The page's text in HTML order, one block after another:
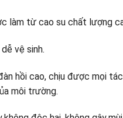
làm từ cao su chất lượng
vệ sinh.
hồi cao, chịu được mọi
môi trường.